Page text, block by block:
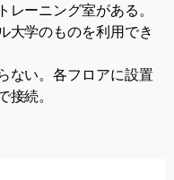
ーニング室がある。
大学のものを利用でき
ない。各フロアに設置
続。